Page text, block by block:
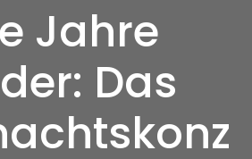
Jahre
Das